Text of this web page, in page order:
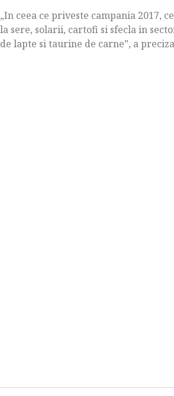
„In ceea ce priveste campania 2017,
la sere, solarii, cartofi si sfecla in
de lapte si taurine de carne”, a